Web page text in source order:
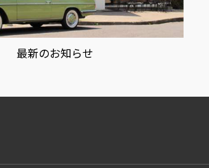
最新のお知らせ